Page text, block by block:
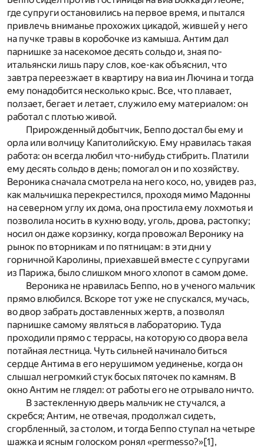
где супруги остановились на первое время, и пытался
привлечь вниманье прохожих цикадой, жившей у него
на пучке травы в коробочке из камыша. Антим дал
парнишке за насекомое десять сольдо и, зная по-
итальянски лишь пару слов, кое-как объяснил, что
завтра переезжает в квартиру на виа ин Лючина и тогда
ему понадобится несколько крыс. Все, что плавает,
ползает, бегает и летает, служило ему материалом: он
работал с плотью живой.
Прирожденный добытчик, Беппо достал бы ему и
орла или волчицу Капитолийскую. Ему нравилась такая
работа: он всегда любил что-нибудь стибрить. Платили
ему десять сольдо в день; помогал он и по хозяйству.
Вероника сначала смотрела на него косо, но, увидев раз,
как мальчишка перекрестился, проходя мимо Мадонны
на северном углу их дома, она простила ему лохмотья и
позволила носить в кухню воду, уголь, дрова, растопку;
носил он даже корзинку, когда провожал Веронику на
рынок по вторникам и по пятницам: в эти дни у
горничной Каролины, приехавшей вместе с супругами
из Парижа, было слишком много хлопот в самом доме.
Вероника не нравилась Беппо, но в ученого мальчик
прямо влюбился. Вскоре тот уже не спускался, мучась,
во двор забрать доставленных жертв, а позволял
парнишке самому являться в лабораторию. Туда
проходили прямо с террасы, на которую со двора вела
потайная лестница. Чуть сильней начинало биться
сердце Антима в его нерушимом уединенье, когда он
слышал негромкий стук босых пяточек по камням. В
окно Антим не глядел: от работы его не отрывало ничто.
В застекленную дверь мальчик не стучался, а
скребся; Антим, не отвечая, продолжал сидеть,
сгорбленный, за столом, и тогда Беппо ступал на четыре
шажка и ясным голоском ронял «permesso?»[1],